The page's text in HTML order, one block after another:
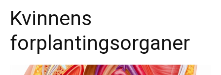
Kvinnens
forplantingsorganer